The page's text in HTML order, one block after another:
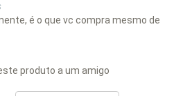
é o que vc compra mesmo de
produto a um amigo